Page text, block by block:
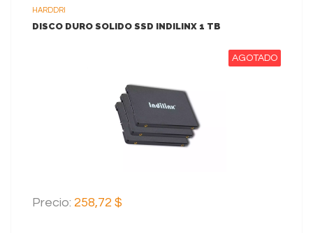
HARDDRI
DISCO DURO SOLIDO SSD INDILINX 1 TB
AGOTADO
Precio: 258,72 $